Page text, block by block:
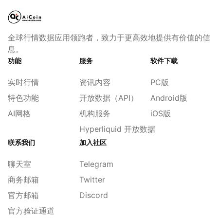
全球行情数据应用领跑者，致力于更高效地提供有价值的信
息。
功能
实时行情
特色功能
AI网格
服务
资讯内容
开放数据（API）
机构服务
Hyperliquid 开放数据
软件下载
PC版
Android版
iOS版
联系我们
聊天室
商务邮箱
官方邮箱
官方验证通道
加入社区
Telegram
Twitter
Discord